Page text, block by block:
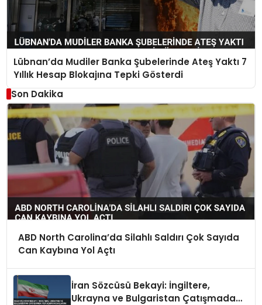
Lübnan’da Mudiler Banka Şubelerinde Ateş Yaktı 7
Yıllık Hesap Blokajına Tepki Gösterdi
Son Dakika
ABD North Carolina’da Silahlı Saldırı Çok Sayıda
Can Kaybına Yol Açtı
İran Sözcüsü Bekayi: İngiltere,
Ukrayna ve Bulgaristan Çatışmada